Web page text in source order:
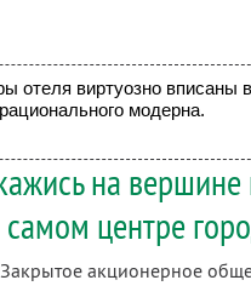
отеля виртуозно
модерна.
на
самом центре
Закрытое акционерное